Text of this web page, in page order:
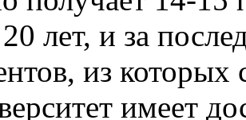
лет, и за
из которых
имеет